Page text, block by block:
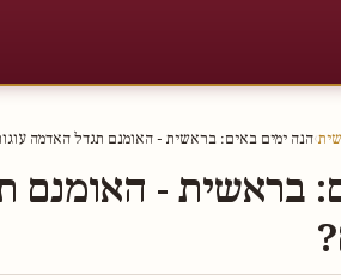
›הנה ימים באים׃ בראשית - האומנם תגדל האדמה
בראשית - האומנם